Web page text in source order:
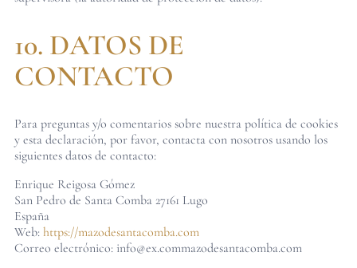
10. DATOS DE
CONTACTO
Para preguntas y/o comentarios sobre nuestra política de cookies
y esta declaración, por favor, contacta con nosotros usando los
siguientes datos de contacto:
Enrique Reigosa Gómez
San Pedro de Santa Comba 27161 Lugo
España
Web: https://mazodesantacomba.com
Correo electrónico: info@ex.commazodesantacomba.com